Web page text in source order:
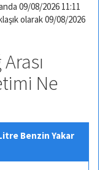
09/08/2026 11:11
olarak 09/08/2026
Ne
Benzin Yakar